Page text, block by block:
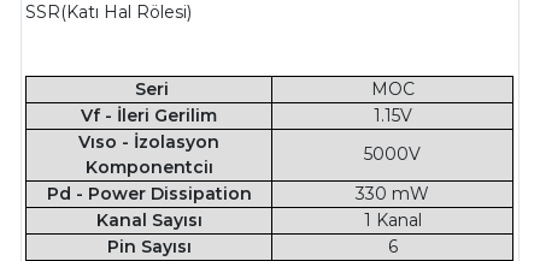
SSR(Katı Hal Rölesi)
Seri
MOC
Vf - İleri Gerilim
1.15V
Vıso - İzolasyon
Komponentciı
5000V
Pd - Power Dissipation
330 mW
Kanal Sayısı
1 Kanal
Pin Sayısı
6